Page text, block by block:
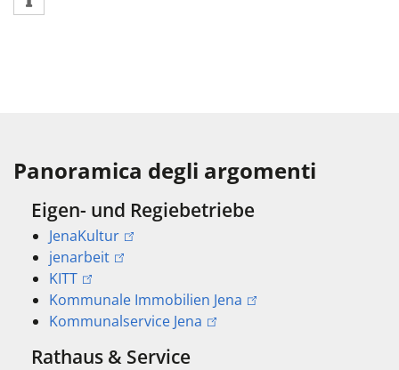
Panoramica degli argomenti
Eigen- und Regiebetriebe
JenaKultur
jenarbeit
KITT
Kommunale Immobilien Jena
Kommunalservice Jena
Rathaus & Service